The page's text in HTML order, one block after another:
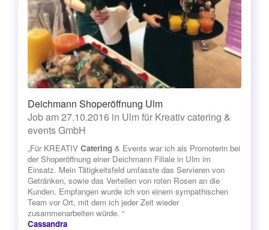
Deichmann Shoperöffnung Ulm
Job am 27.10.2016 in Ulm für Kreativ catering &
events GmbH
„Für KREATIV Catering & Events war ich als Promoterin bei
der Shoperöffnung einer Deichmann Filiale in Ulm im
Einsatz. Mein Tätigkeitsfeld umfasste das Servieren von
Getränken, sowie das Verteilen von roten Rosen an die
Kunden. Empfangen wurde ich von einem sympathischen
Team vor Ort, mit dem ich jeder Zeit wieder
zusammenarbeiten würde. “
Cassandra